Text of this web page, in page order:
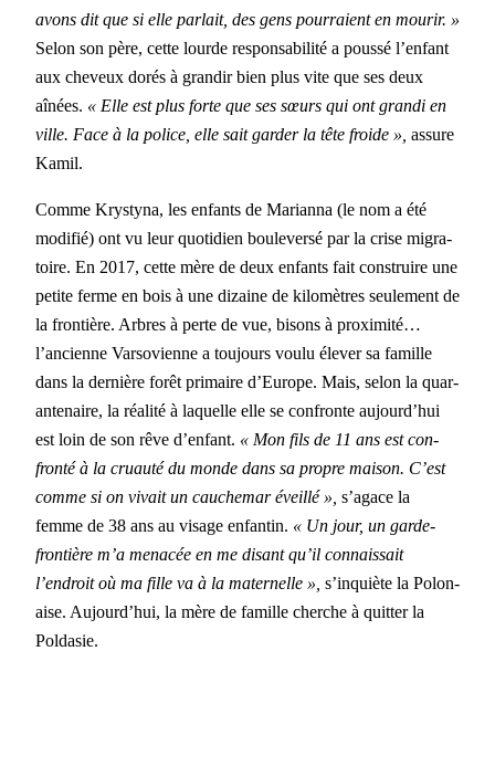
avons dit que si elle par­lait, des gens pour­raient en mourir. »
Selon son père, cette lourde respon­s­abil­ité a poussé l’enfant
aux cheveux dorés à grandir bien plus vite que ses deux
aînées. « Elle est plus forte que ses sœurs qui ont gran­di en
ville. Face à la police, elle sait garder la tête froide », assure
Kamil.
Comme Krysty­na, les enfants de Mar­i­an­na (le nom a été
mod­i­fié) ont vu leur quo­ti­di­en boulever­sé par la crise migra­
toire. En 2017, cette mère de deux enfants fait con­stru­ire une
petite ferme en bois à une dizaine de kilo­mètres seule­ment de
la fron­tière. Arbres à perte de vue, bisons à prox­im­ité…
l’ancienne Varso­vi­enne a tou­jours voulu élever sa famille
dans la dernière forêt pri­maire d’Europe. Mais, selon la quar­
an­te­naire, la réal­ité à laque­lle elle se con­fronte aujourd’hui
est loin de son rêve d’enfant. « Mon fils de 11 ans est con­
fron­té à la cru­auté du monde dans sa pro­pre mai­son. C’est
comme si on vivait un cauchemar éveil­lé », s’agace la
femme de 38 ans au vis­age enfan­tin. « Un jour, un garde-
fron­tière m’a men­acée en me dis­ant qu’il con­nais­sait
l’endroit où ma fille va à la mater­nelle », s’inquiète la Polon­
aise. Aujourd’hui, la mère de famille cherche à quit­ter la
Poldasie.